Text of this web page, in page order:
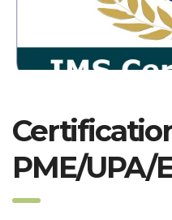
PME/UPA/